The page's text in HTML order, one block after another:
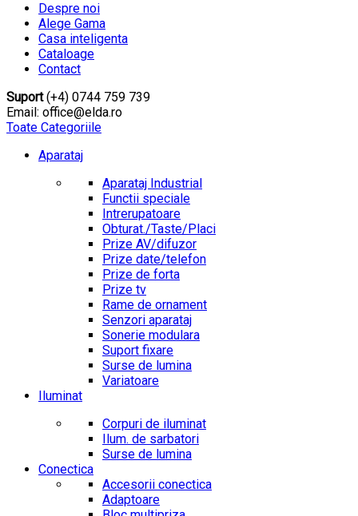
Despre noi
Alege Gama
Casa inteligenta
Cataloage
Contact
Suport(+4) 0744 759 739
Email: office@elda.ro
Toate Categoriile
Aparataj
Aparataj Industrial
Functii speciale
Intrerupatoare
Obturat./Taste/Placi
Prize AV/difuzor
Prize date/telefon
Prize de forta
Prize tv
Rame de ornament
Senzori aparataj
Sonerie modulara
Suport fixare
Surse de lumina
Variatoare
Iluminat
Corpuri de iluminat
Ilum. de sarbatori
Surse de lumina
Conectica
Accesorii conectica
Adaptoare